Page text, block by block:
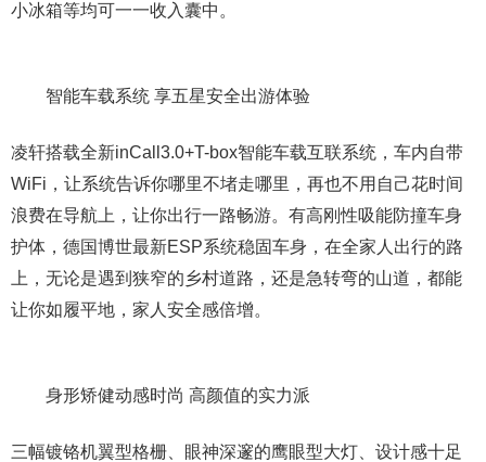
小冰箱等均可一一收入囊中。
智能车载系统 享五星安全出游体验
凌轩搭载全新inCall3.0+T-box智能车载互联系统，车内自带
WiFi，让系统告诉你哪里不堵走哪里，再也不用自己花时间
浪费在导航上，让你出行一路畅游。有高刚性吸能防撞车身
护体，德国博世最新ESP系统稳固车身，在全家人出行的路
上，无论是遇到狭窄的乡村道路，还是急转弯的山道，都能
让你如履平地，家人安全感倍增。
身形矫健动感时尚 高颜值的实力派
三幅镀铬机翼型格栅、眼神深邃的鹰眼型大灯、设计感十足